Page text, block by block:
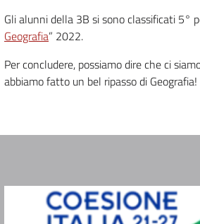
Gli alunni della 3B si sono classificati 5°
Geografia” 2022.
Per concludere, possiamo dire che ci
abbiamo fatto un bel ripasso di Geografia!